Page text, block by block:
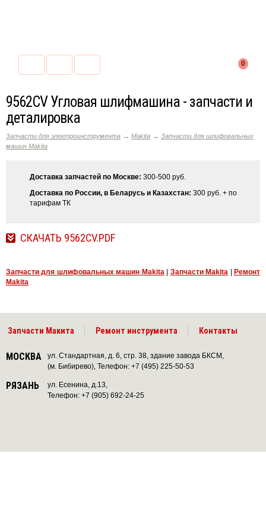
0
9562CV Угловая шлифмашина - запчасти и
деталировка
Запчасти для электроинструмента → Makita → Запчасти для шлифовальных
машин Makita
Доставка запчастей по Москве: 300-500 руб.
Доставка по России, в Беларусь и Казахстан: 300 руб. + по
тарифам ТК
СКАЧАТЬ 9562CV.PDF
Запчасти для шлифовальных машин Makita| Запчасти Makita
Ремонт
Makita
Запчасти Макита Ремонт инструмента Контакты
МОСКВА
ул. Стандартная, д. 6, стр. 38, здание завода БКСМ,
(м. Бибирево), Телефон: +7 (495) 225-50-53
РЯЗАНЬ
ул. Есенина, д.13,
Телефон: +7 (905) 692-24-25